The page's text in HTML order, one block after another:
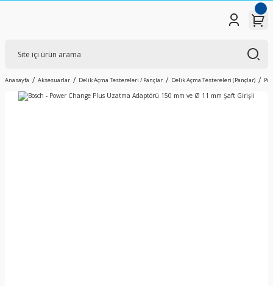
Anasayfa Aksesuarlar Delik Açma Testereleri / Pançlar Delik Açma Testereleri (Pançlar)